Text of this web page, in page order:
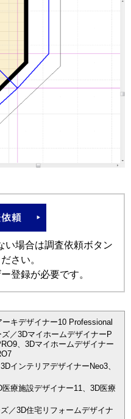
い場合は調査依頼ボタン
さい。
登録が必要です。
キデザイナー10 Professional
／3DマイホームデザイナーP
、3Dマイホームデザイナー
インテリアデザイナーNeo3、
療施設デザイナー11、3D医療
／3D住宅リフォームデザイナ